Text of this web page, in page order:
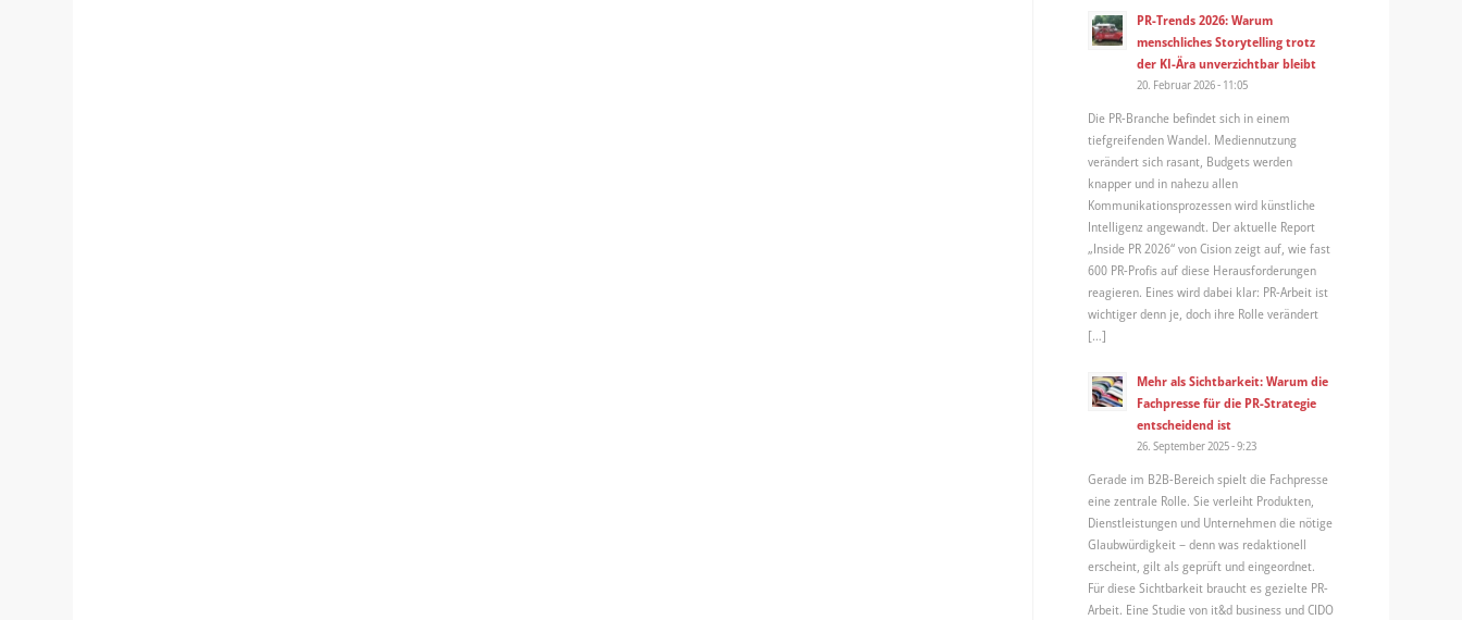
PR-Trends 2026: Warum
menschliches Storytelling trotz
der KI-Ära unverzichtbar bleibt
20. Februar 2026 - 11:05
Die PR-Branche befindet sich in einem
tiefgreifenden Wandel. Mediennutzung
verändert sich rasant, Budgets werden
knapper und in nahezu allen
Kommunikationsprozessen wird künstliche
Intelligenz angewandt. Der aktuelle Report
„Inside PR 2026“ von Cision zeigt auf, wie fast
600 PR-Profis auf diese Herausforderungen
reagieren. Eines wird dabei klar: PR-Arbeit ist
wichtiger denn je, doch ihre Rolle verändert
[…]
Mehr als Sichtbarkeit: Warum die
Fachpresse für die PR-Strategie
entscheidend ist
26. September 2025 - 9:23
Gerade im B2B-Bereich spielt die Fachpresse
eine zentrale Rolle. Sie verleiht Produkten,
Dienstleistungen und Unternehmen die nötige
Glaubwürdigkeit – denn was redaktionell
erscheint, gilt als geprüft und eingeordnet.
Für diese Sichtbarkeit braucht es gezielte PR-
Arbeit. Eine Studie von it&d business und CIDO